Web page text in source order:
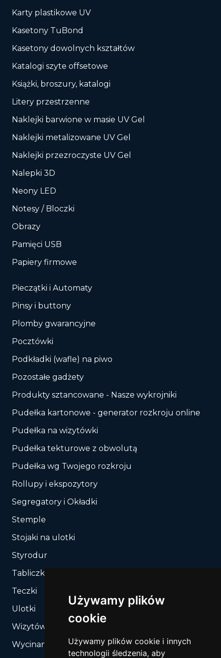
Używamy plików
cookie
Używamy plików cookie i innych
technologii śledzenia, aby
Karty plastikowe UV
Kasetony TuBond
Kasetony dowolnych kształtów
Katalogi szyte offsetowe
Książki, broszury, katalogi
Litery przestrzenne
Naklejki barwione w masie UV Gel
Naklejki metalizowane UV Gel
Naklejki przezroczyste UV Gel
Nalepki 3D
Neony LED
Notesy / Bloczki
Obrazy
Pamięci USB
Papiery firmowe
Pieczątki i Automaty
Pinsy i buttony
Plomby gwarancyjne
Pocztówki
Podkładki (wafle) na piwo
Pozostałe gadżety
Produkty sztancowane - Nasze wykrojniki
Pudełka kartonowe - generator rozkroju online
Pudełka na wizytówki
Pudełka tekturowe z obwolutą
Pudełka wg Twojego rozkroju
Rollupy i ekspozytory
Segregatory i Okładki
Stemple
Stojaki na ulotki
Styrodur
Tabliczki, Znaki
Teczki
Ulotki
Wizytówki
Wycinanie, Sztancowanie wg Twojego rozkroju